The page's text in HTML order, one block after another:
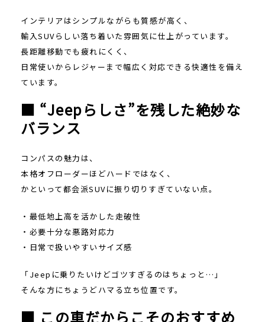
インテリアはシンプルながらも質感が高く、
輸入SUVらしい落ち着いた雰囲気に仕上がっています。
長距離移動でも疲れにくく、
日常使いからレジャーまで幅広く対応できる快適性を備え
ています。
■ “Jeepらしさ”を残した絶妙な
バランス
コンパスの魅力は、
本格オフローダーほどハードではなく、
かといって都会派SUVに振り切りすぎていない点。
・最低地上高を活かした走破性
・必要十分な悪路対応力
・日常で扱いやすいサイズ感
「Jeepに乗りたいけどゴツすぎるのはちょっと…」
そんな方にちょうどハマる立ち位置です。
■ この車だからこそのおすすめ